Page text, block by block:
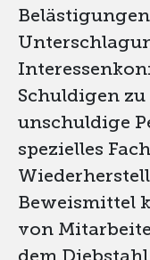
Schuldigen
unschuldige
spezielles
Beweismittel
von
dem